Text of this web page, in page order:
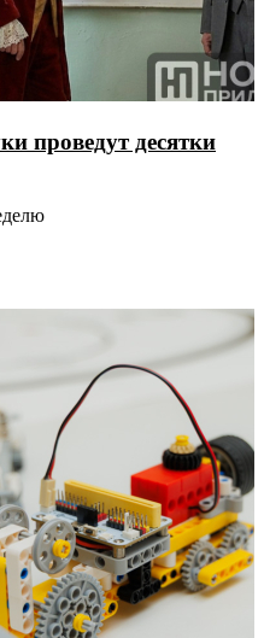
проведут десятки